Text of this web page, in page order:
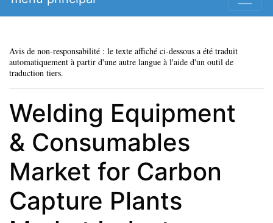
Avis de non-responsabilité : le texte affiché ci-dessous a été traduit
automatiquement à partir d'une autre langue à l'aide d'un outil de
traduction tiers.
Welding Equipment
& Consumables
Market for Carbon
Capture Plants